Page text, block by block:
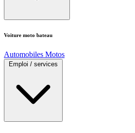
Voiture moto bateau
Automobiles Motos
Emploi / services